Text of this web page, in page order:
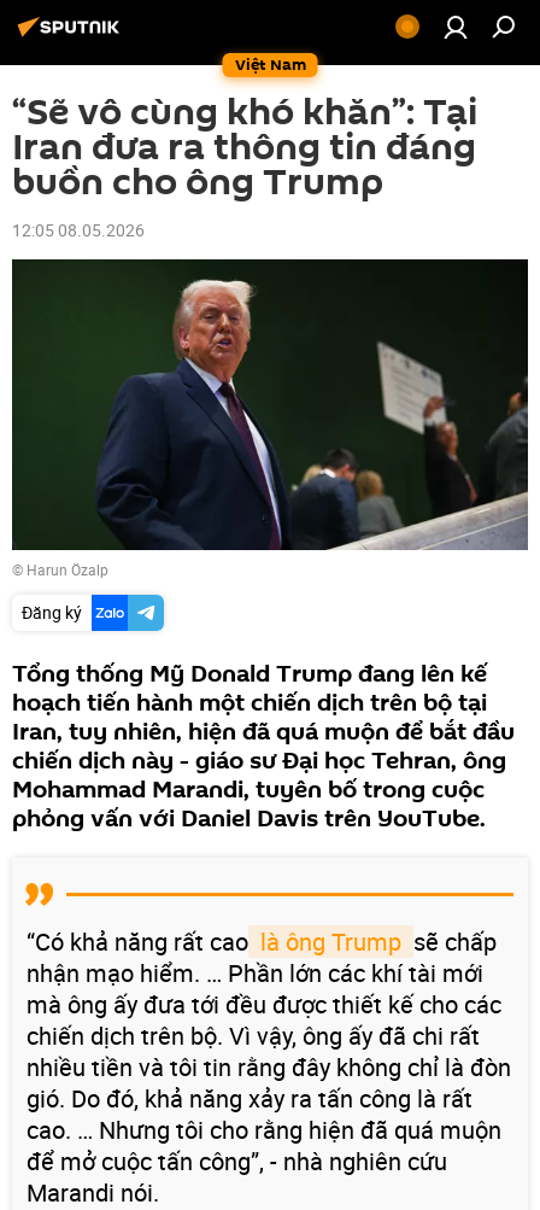
Việt Nam
“Sẽ vô cùng khó khăn”: Tại
Iran đưa ra thông tin đáng
buồn cho ông Trump
12:05 08.05.2026
© Harun Özalp
Đăng ký
Tổng thống Mỹ Donald Trump đang lên kế
hoạch tiến hành một chiến dịch trên bộ tại
Iran, tuy nhiên, hiện đã quá muộn để bắt đầu
chiến dịch này - giáo sư Đại học Tehran, ông
Mohammad Marandi, tuyên bố trong cuộc
phỏng vấn với Daniel Davis trên YouTube.
“Có khả năng rất cao là ông Trump sẽ chấp
nhận mạo hiểm. … Phần lớn các khí tài mới
mà ông ấy đưa tới đều được thiết kế cho các
chiến dịch trên bộ. Vì vậy, ông ấy đã chi rất
nhiều tiền và tôi tin rằng đây không chỉ là đòn
gió. Do đó, khả năng xảy ra tấn công là rất
cao. … Nhưng tôi cho rằng hiện đã quá muộn
để mở cuộc tấn công”, - nhà nghiên cứu
Marandi nói.